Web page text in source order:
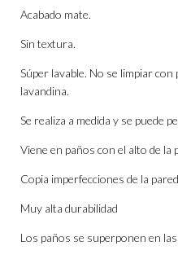
Acabado mate.
Sin textura.
Súper lavable. No se limpiar
lavandina.
Se realiza a medida y se puede
Viene en paños con el alto de la
Copia imperfecciones de la
Muy alta durabilidad
Los paños se superponen en